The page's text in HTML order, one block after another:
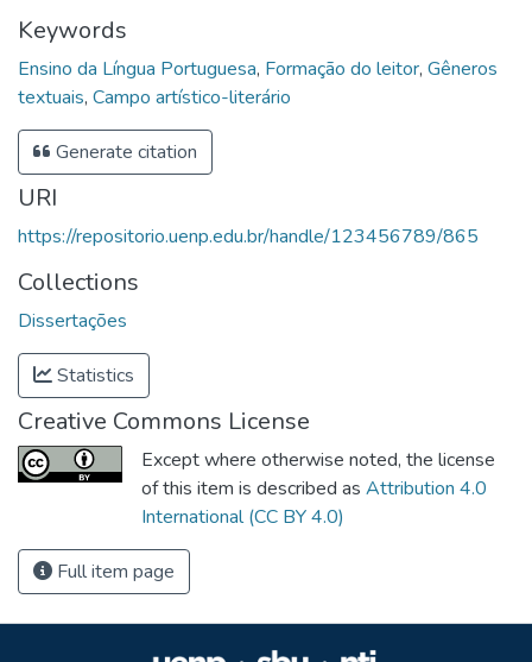
Keywords
Ensino da Língua Portuguesa, Formação do leitor, Gêneros
textuais, Campo artístico-literário
Generate citation
URI
https://repositorio.uenp.edu.br/handle/123456789/865
Collections
Dissertações
Statistics
Creative Commons License
Except where otherwise noted, the license
of this item is described as Attribution 4.0
International (CC BY 4.0)
Full item page